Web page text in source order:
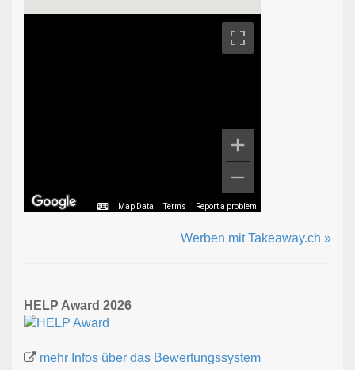
Map Data Terms Report a problem
Werben mit Takeaway.ch »
HELP Award 2026
mehr Infos über das Bewertungssystem